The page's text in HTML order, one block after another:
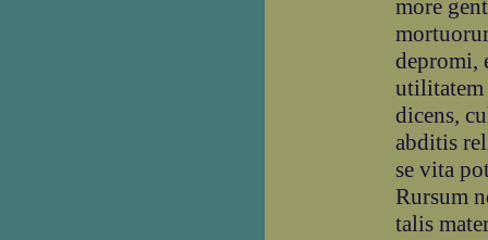
more
depromi,
dicens,
abditis
se vita
Rursum
talis